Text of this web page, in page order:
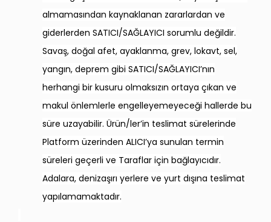
almamasından kaynaklanan zararlardan ve
giderlerden SATICI/SAĞLAYICI sorumlu değildir.
Savaş, doğal afet, ayaklanma, grev, lokavt, sel,
yangın, deprem gibi SATICI/SAĞLAYICI’nın
herhangi bir kusuru olmaksızın ortaya çıkan ve
makul önlemlerle engelleyemeyeceği hallerde bu
süre uzayabilir. Ürün/ler’in teslimat sürelerinde
Platform üzerinden ALICI’ya sunulan termin
süreleri geçerli ve Taraflar için bağlayıcıdır.
Adalara, denizaşırı yerlere ve yurt dışına teslimat
yapılamamaktadır.